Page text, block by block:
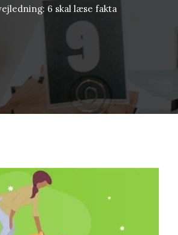
6 skal læse fakta